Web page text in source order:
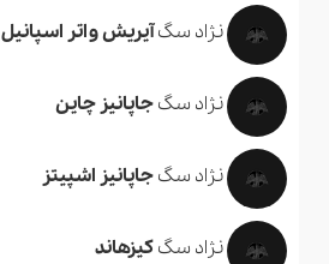
نژاد سگآیریش واتر اسپانیل
نژاد سگجاپانیز چاین
نژاد سگجاپانیز اشپیتز
نژاد سگکیزهاند